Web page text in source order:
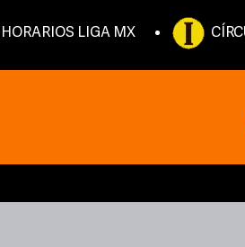
HORARIOS LIGA MX